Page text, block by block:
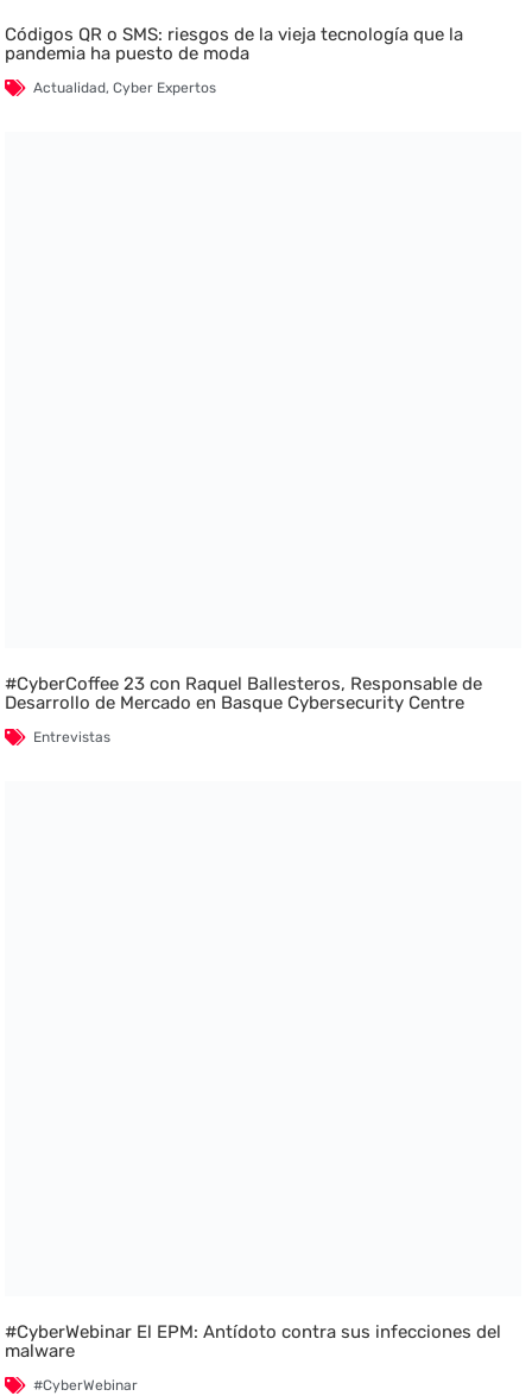
Códigos QR o SMS: riesgos de la vieja tecnología que la
pandemia ha puesto de moda
Actualidad,Cyber Expertos
#CyberCoffee 23 con Raquel Ballesteros, Responsable de
Desarrollo de Mercado en Basque Cybersecurity Centre
Entrevistas
#CyberWebinar El EPM: Antídoto contra sus infecciones del
malware
#CyberWebinar